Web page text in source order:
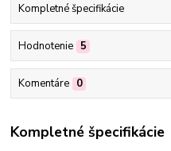
Kompletné špecifikácie
Hodnotenie 5
Komentáre 0
Kompletné špecifikácie